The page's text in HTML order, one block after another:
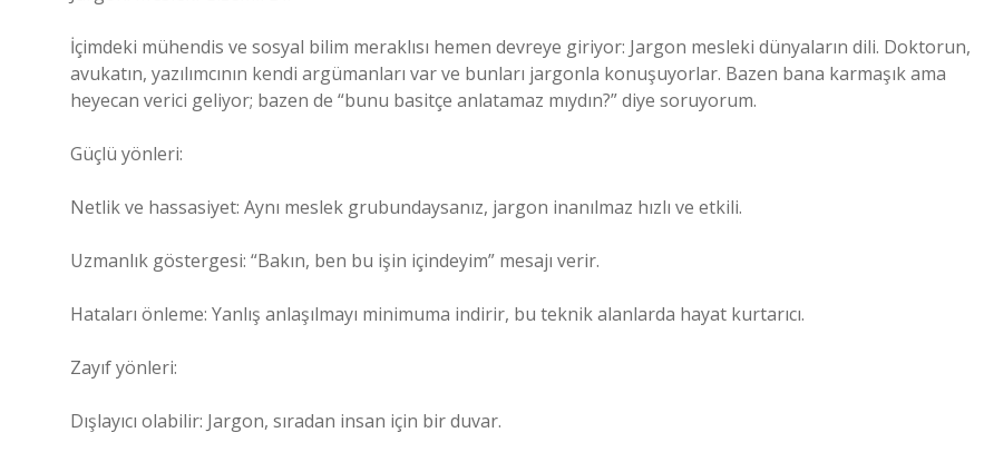
İçimdeki mühendis ve sosyal bilim meraklısı hemen devreye giriyor: Jargon mesleki dünyaların dili. Doktorun,
avukatın, yazılımcının kendi argümanları var ve bunları jargonla konuşuyorlar. Bazen bana karmaşık ama
heyecan verici geliyor; bazen de “bunu basitçe anlatamaz mıydın?” diye soruyorum.
Güçlü yönleri:
Netlik ve hassasiyet: Aynı meslek grubundaysanız, jargon inanılmaz hızlı ve etkili.
Uzmanlık göstergesi: “Bakın, ben bu işin içindeyim” mesajı verir.
Hataları önleme: Yanlış anlaşılmayı minimuma indirir, bu teknik alanlarda hayat kurtarıcı.
Zayıf yönleri:
Dışlayıcı olabilir: Jargon, sıradan insan için bir duvar.